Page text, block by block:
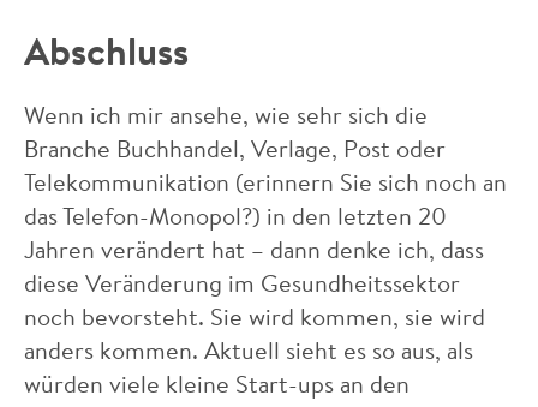
Abschluss
Wenn ich mir ansehe, wie sehr sich die
Branche Buchhandel, Verlage, Post oder
Telekommunikation (erinnern Sie sich noch an
das Telefon-Monopol?) in den letzten 20
Jahren verändert hat – dann denke ich, dass
diese Veränderung im Gesundheitssektor
noch bevorsteht. Sie wird kommen, sie wird
anders kommen. Aktuell sieht es so aus, als
würden viele kleine Start-ups an den